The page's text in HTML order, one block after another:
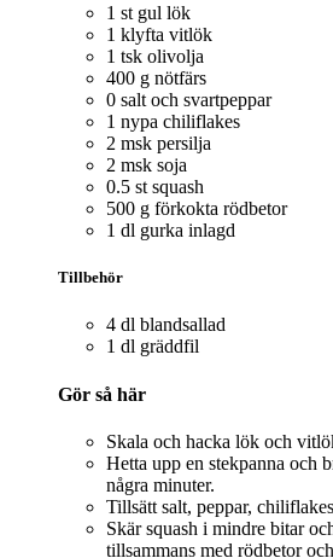
1 st gul lök
1 klyfta vitlök
1 tsk olivolja
400 g nötfärs
0 salt och svartpeppar
1 nypa chiliflakes
2 msk persilja
2 msk soja
0.5 st squash
500 g förkokta rödbetor
1 dl gurka inlagd
Tillbehör
4 dl blandsallad
1 dl gräddfil
Gör så här
Skala och hacka lök och
Hetta upp en stekpanna och
några minuter.
Tillsätt salt, peppar,
Skär squash i mindre bitar
tillsammans med rödbetor